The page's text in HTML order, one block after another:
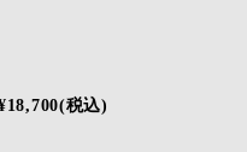
税込)